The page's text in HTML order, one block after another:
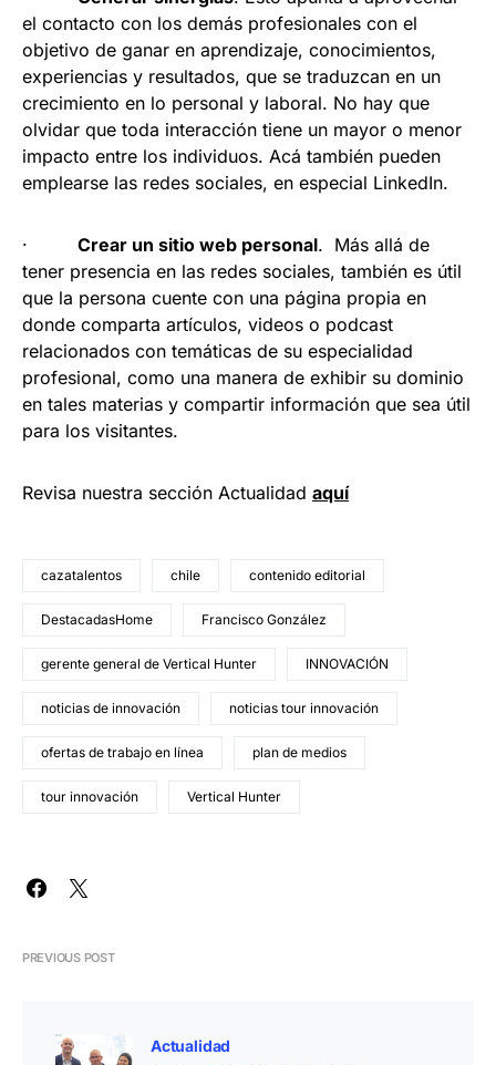
el contacto con los demás profesionales con el
objetivo de ganar en aprendizaje, conocimientos,
experiencias y resultados, que se traduzcan en un
crecimiento en lo personal y laboral. No hay que
olvidar que toda interacción tiene un mayor o menor
impacto entre los individuos. Acá también pueden
emplearse las redes sociales, en especial LinkedIn.
· Crear un sitio web personal. Más allá de
tener presencia en las redes sociales, también es útil
que la persona cuente con una página propia en
donde comparta artículos, videos o podcast
relacionados con temáticas de su especialidad
profesional, como una manera de exhibir su dominio
en tales materias y compartir información que sea útil
para los visitantes.
Revisa nuestra sección Actualidad aquí
cazatalentos chile contenido editorial
DestacadasHome Francisco González
gerente general de Vertical Hunter INNOVACIÓN
noticias de innovación noticias tour innovación
ofertas de trabajo en línea plan de medios
tour innovación Vertical Hunter
PREVIOUS POST
Actualidad